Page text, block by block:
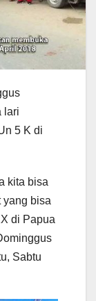
lari
5 K di
kita bisa
yang bisa
di Papua
Sabtu